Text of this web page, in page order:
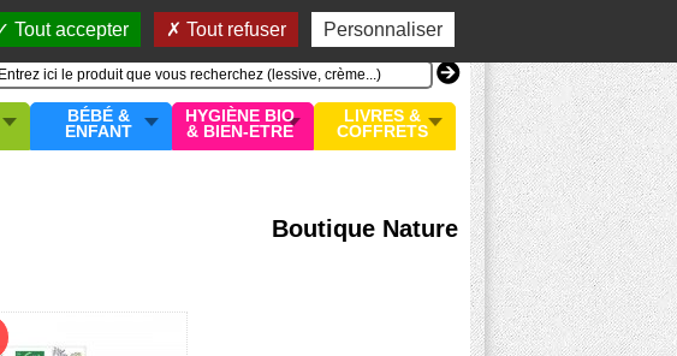
Tout accepter Tout refuser Personnaliser
Mon compte
MON PANIER
0 article
BÉBÉ &
ENFANT
HYGIÈNE BIO
& BIEN-ETRE
LIVRES &
COFFRETS
Boutique Nature